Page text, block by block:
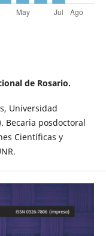
de Rosario.
Universidad
Becaria posdoctoral
Científicas y